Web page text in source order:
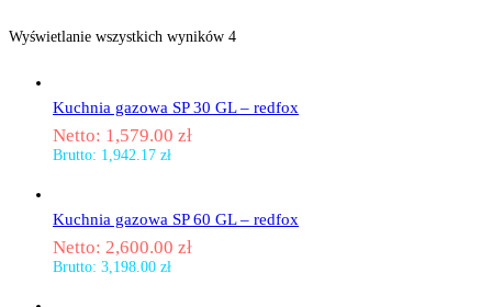
Wyświetlanie wszystkich wyników 4
Kuchnia gazowa SP 30 GL – redfox
Netto: 1,579.00 zł
Brutto: 1,942.17 zł
Kuchnia gazowa SP 60 GL – redfox
Netto: 2,600.00 zł
Brutto: 3,198.00 zł